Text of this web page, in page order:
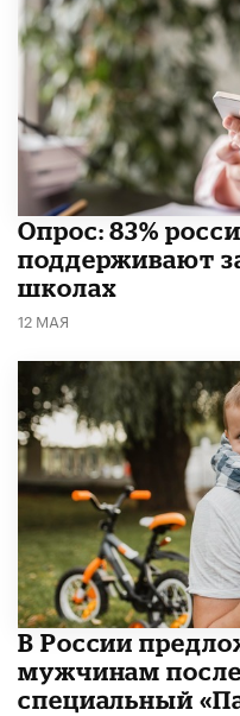
Опрос: 83%
поддерживают
школах
12 МАЯ
В России
мужчинам
специальный